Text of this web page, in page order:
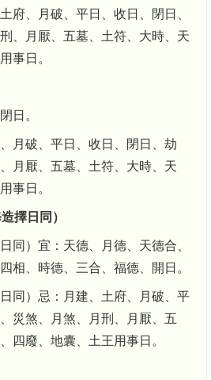
府、月破、平日、收日、閉日、
、月厭、五墓、土符、大時、天
事日。
日。
月破、平日、收日、閉日、劫
月厭、五墓、土符、大時、天
事日。
擇日同）
同）宜：天德、月德、天德合、
相、時德、三合、福德、開日。
同）忌：月建、土府、月破、平
災煞、月煞、月刑、月厭、五
四廢、地囊、土王用事日。